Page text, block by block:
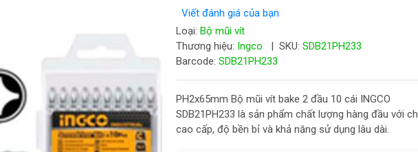
Viết đánh giá của bạn
Loại: Bộ mũi vít
Thương hiệu: Ingco | SKU: SDB21PH233
Barcode: SDB21PH233
PH2x65mm Bộ mũi vít bake 2 đầu 10 cái INGCO
SDB21PH233 là sản phẩm chất lượng hàng đầu với
cao cấp, độ bền bỉ và khả năng sử dụng lâu dài.